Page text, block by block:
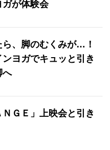
ガが体験会
、脚のむくみが…！
ヨガでキュッと引き
へ
ＧＥ」上映会と引き